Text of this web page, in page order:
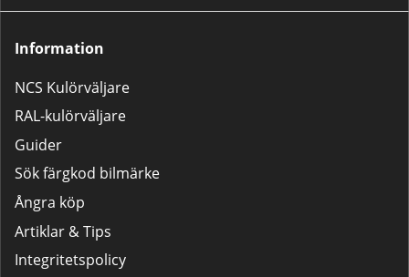
Information
NCS Kulörväljare
RAL-kulörväljare
Guider
Sök färgkod bilmärke
Ångra köp
Artiklar & Tips
Integritetspolicy